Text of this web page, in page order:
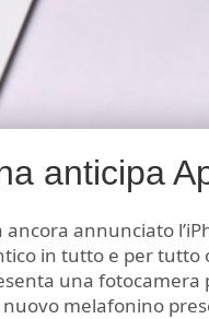
anticipa
annunciato
in tutto e per tutto
una
melafonino